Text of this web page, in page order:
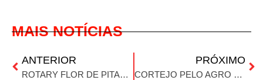
MAIS NOTÍCIAS
ANTERIOR
ROTARY FLOR DE PITANGUEIRA PROMOVE EVENTO “CELEBRA MULHER” EM IBIRUBÁ
PRÓXIMO
CORTEJO PELO AGRO CHEGA AO PARQUE DA EXPODIRETO EM NÃO-ME-TOQUE